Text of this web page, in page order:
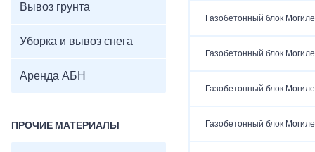
Вывоз грунта
Уборка и вывоз снега
Аренда АБН
ПРОЧИЕ МАТЕРИАЛЫ
Газобетонный блок
Газобетонный блок
Газобетонный блок
Газобетонный блок